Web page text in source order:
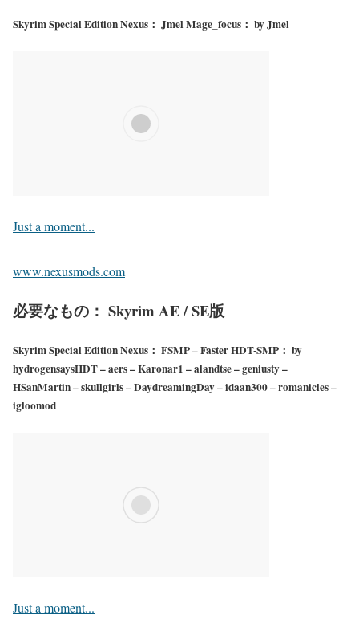
Skyrim Special Edition Nexus： Jmel Mage_focus： by Jmel
Just a moment...
www.nexusmods.com
必要なもの： Skyrim AE / SE版
Skyrim Special Edition Nexus： FSMP – Faster HDT-SMP： by
hydrogensaysHDT – aers – Karonar1 – alandtse – geniusty –
HSanMartin – skullgirls – DaydreamingDay – idaan300 – romanicles –
igloomod
Just a moment...